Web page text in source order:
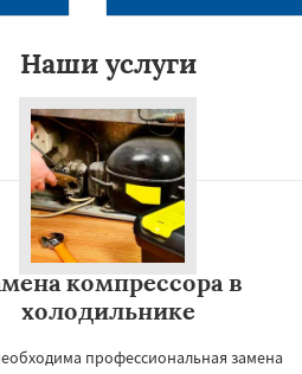
Наши услуги
компрессора в
холодильнике
профессиональная замена